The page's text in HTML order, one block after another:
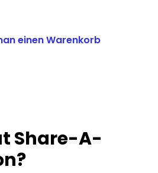
einen Warenkorb
Share-A-